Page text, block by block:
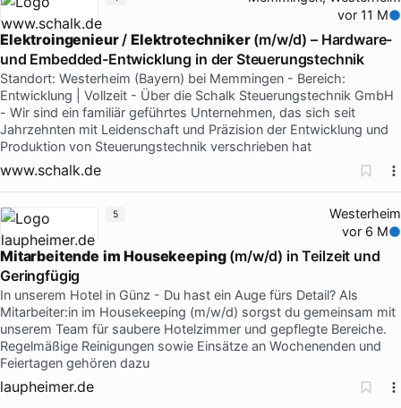
vor 11 M
Elektroingenieur/ Elektrotechniker(m/w/d) – Hardware-
und Embedded-Entwicklung in der Steuerungstechnik
Standort: Westerheim (Bayern) bei Memmingen - Bereich:
Entwicklung | Vollzeit - Über die Schalk Steuerungstechnik GmbH
- Wir sind ein familiär geführtes Unternehmen, das sich seit
Jahrzehnten mit Leidenschaft und Präzision der Entwicklung und
Produktion von Steuerungstechnik verschrieben hat
www.schalk.de
Westerheim
vor 6 M
Mitarbeitende im Housekeeping(m/w/d) in Teilzeit und
Geringfügig
In unserem Hotel in Günz - Du hast ein Auge fürs Detail? Als
Mitarbeiter:in im Housekeeping (m/w/d) sorgst du gemeinsam mit
unserem Team für saubere Hotelzimmer und gepflegte Bereiche.
Regelmäßige Reinigungen sowie Einsätze an Wochenenden und
Feiertagen gehören dazu
laupheimer.de
5